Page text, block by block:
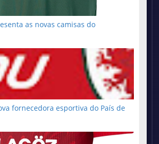
as novas camisas do
fornecedora esportiva do País de